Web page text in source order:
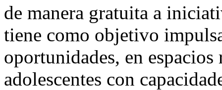
de manera gratuita a
tiene como objetivo
oportunidades, en
adolescentes con